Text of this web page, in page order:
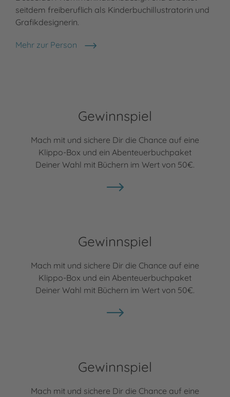
seitdem freiberuflich als Kinderbuchillustratorin und
Grafikdesignerin.
Mehr zur Person
Monika Parciak
Gewinnspiel
Mach mit und sichere Dir die Chance auf eine
Klippo-Box und ein Abenteuerbuchpaket
Deiner Wahl mit Büchern im Wert von 50€.
Gewinnspiel
Mach mit und sichere Dir die Chance auf eine
Klippo-Box und ein Abenteuerbuchpaket
Deiner Wahl mit Büchern im Wert von 50€.
Gewinnspiel
Mach mit und sichere Dir die Chance auf eine